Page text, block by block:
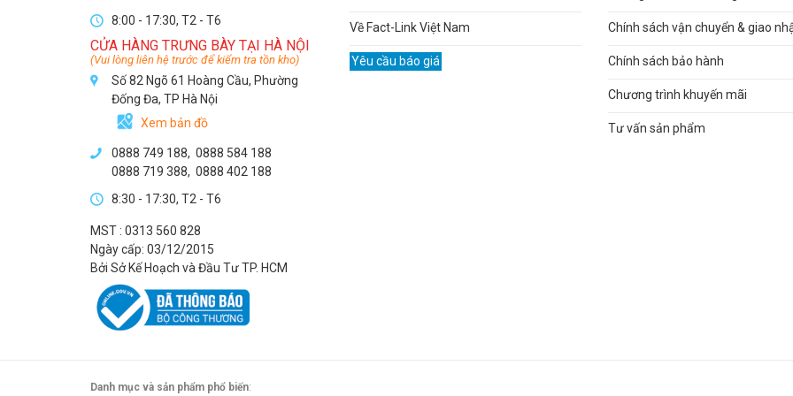
8:00 - 17:30, T2 - T6
CỬA HÀNG TRƯNG BÀY TẠI HÀ NỘI
(Vui lòng liên hệ trước để kiểm tra tồn kho)
Số 82 Ngõ 61 Hoàng Cầu, Phường
Đống Đa, TP Hà Nội
Xem bản đồ
0888 749 188, 0888 584 188
0888 719 388, 0888 402 188
8:30 - 17:30, T2 - T6
MST : 0313 560 828
Ngày cấp: 03/12/2015
Bởi Sở Kế Hoạch và Đầu Tư TP. HCM
Về Fact-Link Việt Nam
Yêu cầu báo giá
Chính sách vận chuyển & giao
Chính sách bảo hành
Chương trình khuyến mãi
Tư vấn sản phẩm
Danh mục và sản phẩm phổ biến: